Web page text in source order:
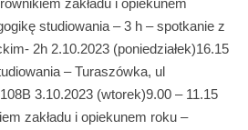
studiowania – 3 h – spotkanie z
2h 2.10.2023 (poniedziałek)16.15
– Turaszówka, ul
3.10.2023 (wtorek)9.00 – 11.15
zakładu i opiekunem roku –